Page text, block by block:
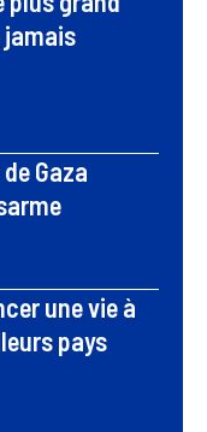
jamais
Gaza
une vie à
pays